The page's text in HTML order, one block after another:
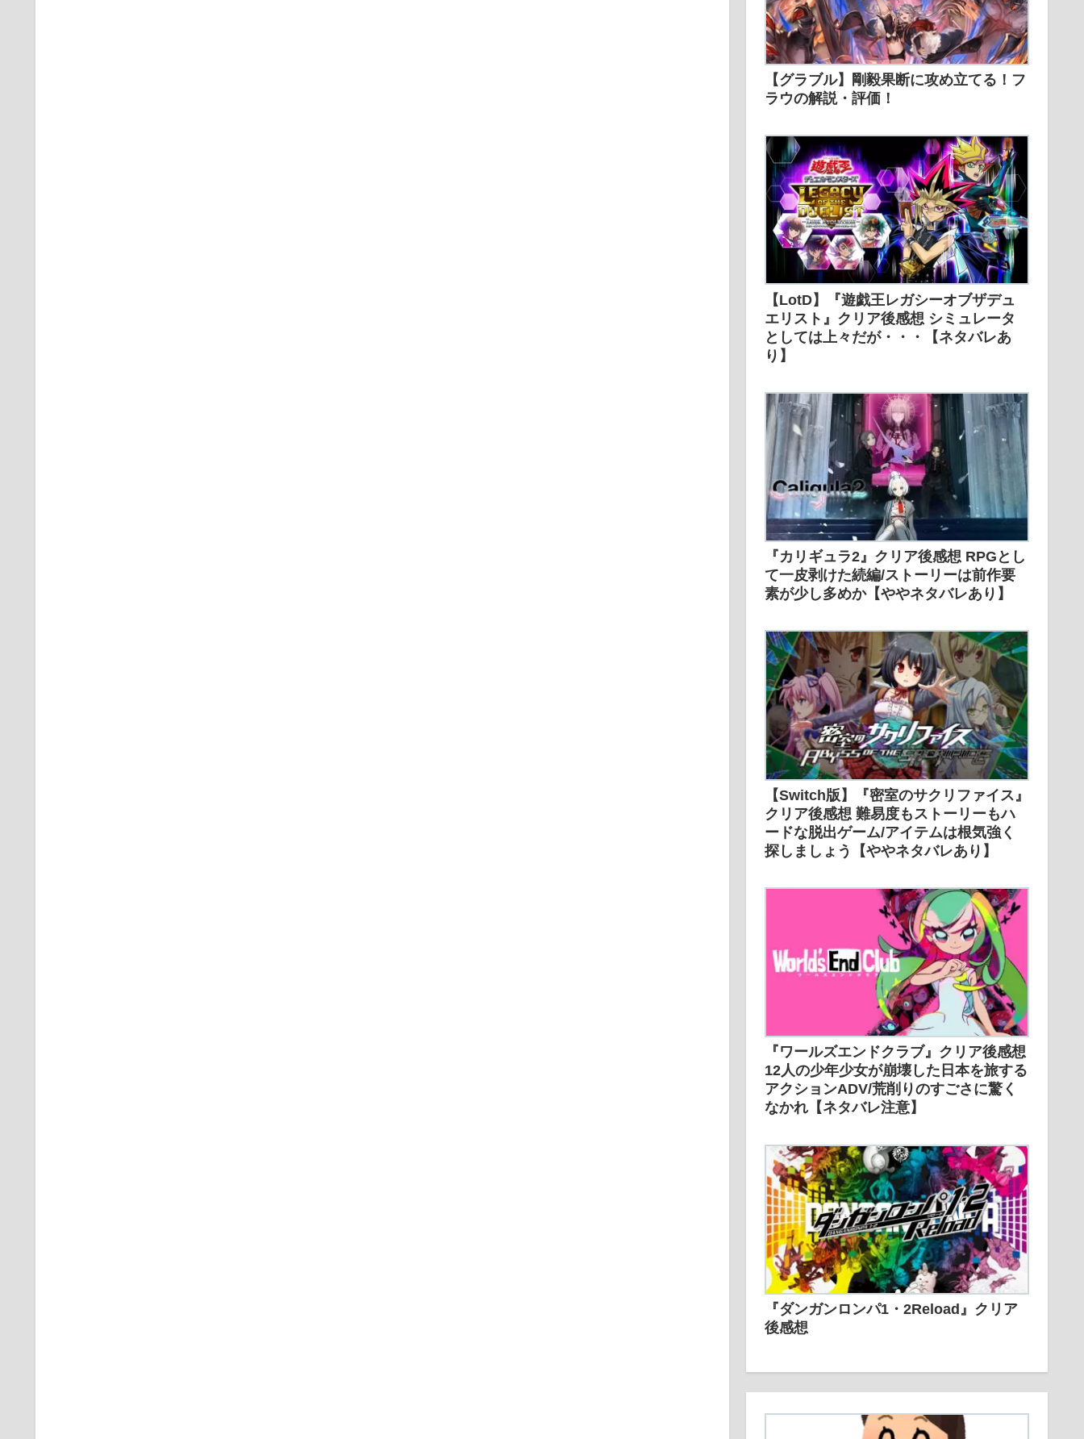
【グラブル】剛毅果断に攻め立てる！フ
ラウの解説・評価！
【LotD】『遊戯王レガシーオブザデュ
エリスト』クリア後感想 シミュレータ
としては上々だが・・・【ネタバレあ
り】
『カリギュラ2』クリア後感想 RPGとし
て一皮剥けた続編/ストーリーは前作要
素が少し多めか【ややネタバレあり】
【Switch版】『密室のサクリファイス』
クリア後感想 難易度もストーリーもハ
ードな脱出ゲーム/アイテムは根気強く
探しましょう【ややネタバレあり】
『ワールズエンドクラブ』クリア後感想
12人の少年少女が崩壊した日本を旅する
アクションADV/荒削りのすごさに驚く
なかれ【ネタバレ注意】
『ダンガンロンパ1・2Reload』クリア
後感想